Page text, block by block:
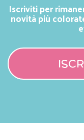
Iscriviti per
novità più